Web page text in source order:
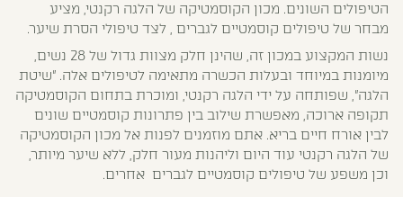
הטיפולים השונים. מכון הקוסמטיקה של הלגה רקנטי, מציע
מבחר של טיפולים קוסמטיים לגברים , לצד טיפולי הסרת שיער.
נשות המקצוע במכון זה, שהינן חלק מצוות גדול של 28 נשים,
מיומנות במיוחד ובעלות הכשרה מתאימה לטיפולים אלה. "שיטת
הלגה", שפותחה על ידי הלגה רקנטי, ומוכרת בתחום הקוסמטיקה
תקופה ארוכה, מאפשרת שילוב בין פתרונות קוסמטיים שונים
לבין אורח חיים בריא. אתם מוזמנים לפנות אל מכון הקוסמטיקה
של הלגה רקנטי עוד היום וליהנות מעור חלק, ללא שיער מיותר,
וכן משפע של טיפולים קוסמטיים לגברים אחרים.